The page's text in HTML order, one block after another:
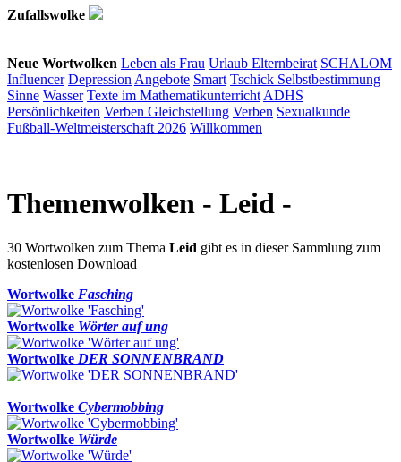
Zufallswolke
Neue Wortwolken Leben als Frau Urlaub Elternbeirat SCHALOM
Influencer Depression Angebote Smart Tschick Selbstbestimmung
Sinne Wasser Texte im Mathematikunterricht ADHS
Persönlichkeiten Verben Gleichstellung Verben Sexualkunde
Fußball-Weltmeisterschaft 2026 Willkommen
Themenwolken - Leid -
30 Wortwolken zum Thema Leid gibt es in dieser Sammlung zum
kostenlosen Download
Wortwolke Fasching
Wortwolke Wörter auf ung
Wortwolke DER SONNENBRAND
Wortwolke Cybermobbing
Wortwolke Würde